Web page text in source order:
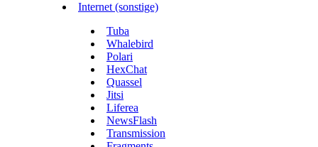
Internet (sonstige)
Tuba
Whalebird
Polari
HexChat
Quassel
Jitsi
Liferea
NewsFlash
Transmission